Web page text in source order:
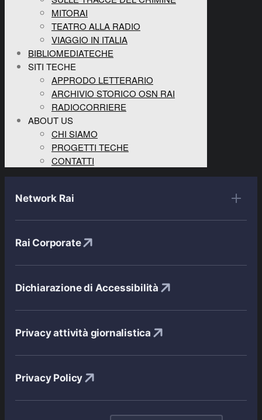
MITORAI
TEATRO ALLA RADIO
VIAGGIO IN ITALIA
BIBLIOMEDIATECHE
SITI TECHE
APPRODO LETTERARIO
ARCHIVIO STORICO OSN RAI
RADIOCORRIERE
ABOUT US
CHI SIAMO
PROGETTI TECHE
CONTATTI